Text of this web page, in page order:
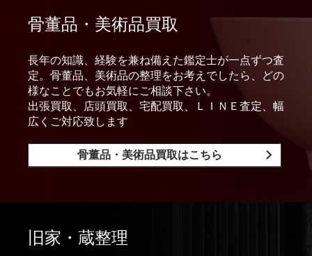
骨董品・美術品買取
長年の知識、経験を兼ね備えた鑑定士が一点ずつ査
定。骨董品、美術品の整理をお考えでしたら、どの
様なことでもお気軽にご相談下さい。
出張買取、店頭買取、宅配買取、ＬＩＮＥ査定、幅
広くご対応致します
骨董品・美術品買取はこちら
旧家・蔵整理